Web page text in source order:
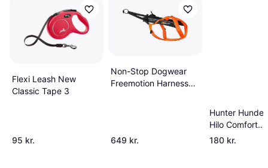
Flexi Leash New
Classic Tape 3
95 kr.
Non-Stop Dogwear
Freemotion Harness
649 kr.
Hunter
Hilo Comfort
Antracitgrå
180 kr.